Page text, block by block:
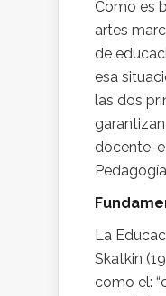
Como es
artes
de
esa
las dos
docente-
La
Skatkin
como el: